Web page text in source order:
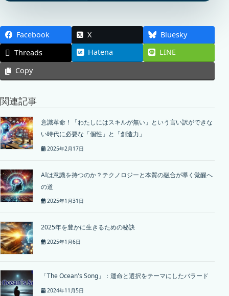
Facebook X
Bluesky
Threads
Hatena
LINE
Copy
関連記事
意識革命！「わたしにはスキルが無い」という言い訳ができな
い時代に必要な「個性」と「創造力」
2025年2月17日
AIは意識を持つのか？テクノロジーと本質の融合が導く覚醒へ
の道
2025年1月31日
2025年を豊かに生きるための秘訣
2025年1月6日
「The Ocean's Song」：運命と選択をテーマにしたバラード
2024年11月5日